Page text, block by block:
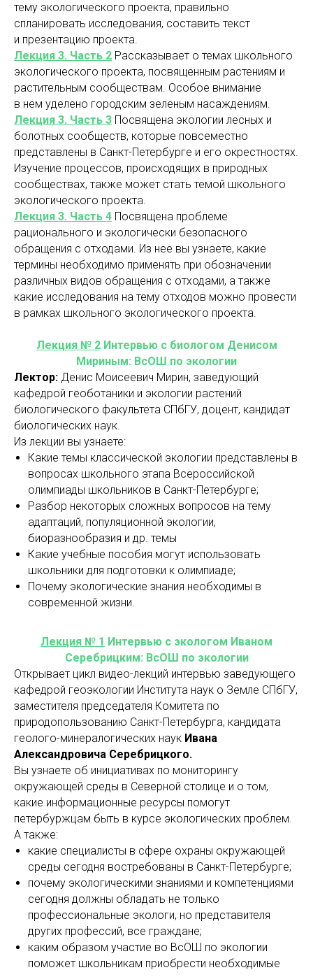
тему экологического проекта, правильно
спланировать исследования, составить текст
и презентацию проекта.
Лекция 3. Часть 2 Рассказывает о темах школьного
экологического проекта, посвященным растениям и
растительным сообществам. Особое внимание
в нем уделено городским зеленым насаждениям.
Лекция 3. Часть 3 Посвящена экологии лесных и
болотных сообществ, которые повсеместно
представлены в Санкт-Петербурге и его окрестностях.
Изучение процессов, происходящих в природных
сообществах, также может стать темой школьного
экологического проекта.
Лекция 3. Часть 4 Посвящена проблеме
рационального и экологически безопасного
обращения с отходами. Из нее вы узнаете, какие
термины необходимо применять при обозначении
различных видов обращения с отходами, а также
какие исследования на тему отходов можно провести
в рамках школьного экологического проекта.
Лекция № 2 Интервью с биологом Денисом
Мириным: ВсОШ по экологии
Лектор: Денис Моисеевич Мирин, заведующий
кафедрой геоботаники и экологии растений
биологического факультета СПбГУ, доцент, кандидат
биологических наук.
Из лекции вы узнаете:
Какие темы классической экологии представлены в
вопросах школьного этапа Всероссийской
олимпиады школьников в Санкт-Петербурге;
Разбор некоторых сложных вопросов на тему
адаптаций, популяционной экологии,
биоразнообразия и др. темы
Какие учебные пособия могут использовать
школьники для подготовки к олимпиаде;
Почему экологические знания необходимы в
современной жизни.
Лекция № 1 Интервью с экологом Иваном
Серебрицким: ВсОШ по экологии
Открывает цикл видео-лекций интервью заведующего
кафедрой геоэкологии Института наук о Земле СПбГУ,
заместителя председателя Комитета по
природопользованию Санкт-Петербурга, кандидата
геолого-минералогических наук Ивана
Александровича Серебрицкого.
Вы узнаете об инициативах по мониторингу
окружающей среды в Северной столице и о том,
какие информационные ресурсы помогут
петербуржцам быть в курсе экологических проблем.
А также:
какие специалисты в сфере охраны окружающей
среды сегодня востребованы в Санкт-Петербурге;
почему экологическими знаниями и компетенциями
сегодня должны обладать не только
профессиональные экологи, но представителя
других профессий, все граждане;
каким образом участие во ВсОШ по экологии
поможет школьникам приобрести необходимые